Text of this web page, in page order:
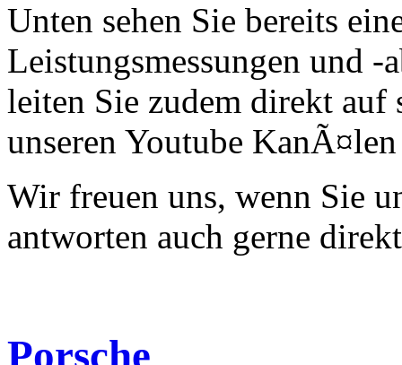
Unten sehen Sie bereits
Leistungsmessungen und -
leiten Sie zudem direkt auf
unseren Youtube
Wir freuen uns, wenn Sie
antworten auch gerne
Porsche